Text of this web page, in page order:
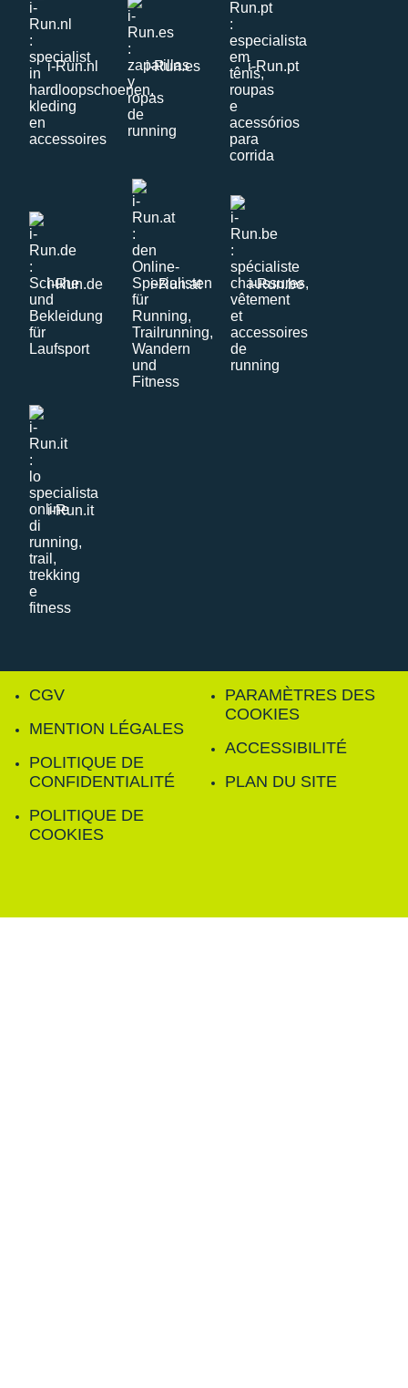
i-Run.nl i-Run.es i-Run.pt
i-Run.de i-Run.at i-Run.be
i-Run.it
CGV
MENTION LÉGALES
POLITIQUE DE
CONFIDENTIALITÉ
POLITIQUE DE
COOKIES
PARAMÈTRES DES
COOKIES
ACCESSIBILITÉ
PLAN DU SITE